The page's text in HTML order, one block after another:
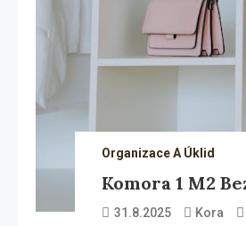
Organizace A Úklid
Komora 1 M2
31.8.2025 Kora